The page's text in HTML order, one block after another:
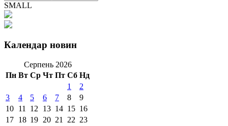
SMALL
Календар новин
Серпень 2026
Пн Вт Ср Чт Пт Сб Нд
1
2
3
4 5 6 7 8
9
10 11 12 13 14 15 16
17 18 19 20 21 22 23